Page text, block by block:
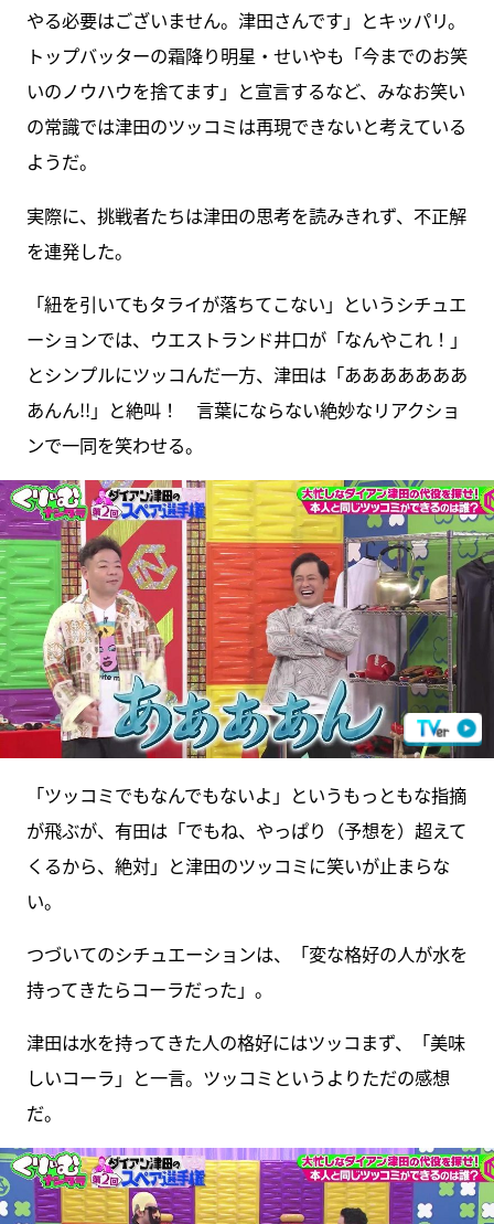
やる必要はございません。津田さんです」とキッパリ。
トップバッターの霜降り明星・せいやも「今までのお笑
いのノウハウを捨てます」と宣言するなど、みなお笑い
の常識では津田のツッコミは再現できないと考えている
ようだ。
実際に、挑戦者たちは津田の思考を読みきれず、不正解
を連発した。
「紐を引いてもタライが落ちてこない」というシチュエ
ーションでは、ウエストランド井口が「なんやこれ！」
とシンプルにツッコんだ一方、津田は「あああああああ
あんん!!」と絶叫！ 言葉にならない絶妙なリアクショ
ンで一同を笑わせる。
「ツッコミでもなんでもないよ」というもっともな指摘
が飛ぶが、有田は「でもね、やっぱり（予想を）超えて
くるから、絶対」と津田のツッコミに笑いが止まらな
い。
つづいてのシチュエーションは、「変な格好の人が水を
持ってきたらコーラだった」。
津田は水を持ってきた人の格好にはツッコまず、「美味
しいコーラ」と一言。ツッコミというよりただの感想
だ。